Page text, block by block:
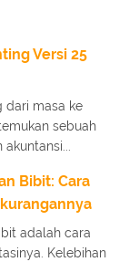
Versi 25
dari masa ke
sebuah
Bibit: Cara
adalah cara
Kelebihan